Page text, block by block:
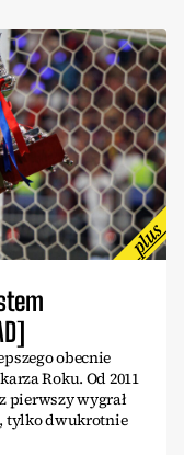
obecnie
Roku. Od 2011
pierwszy wygrał
tylko dwukrotnie